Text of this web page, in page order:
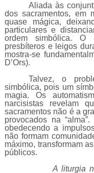
Aliada às
dos sacramentos, em
quase mágica,
particulares e
ordem simbólica. O
presbíteros e leigos
mostra-se
D’Ors).
Talvez, o
simbólica, pois um
magia. Os
narcisistas revelam
sacramentos não é a
provocados na
obedecendo a
não formam
máximo, transformam
públicos.
A liturgia